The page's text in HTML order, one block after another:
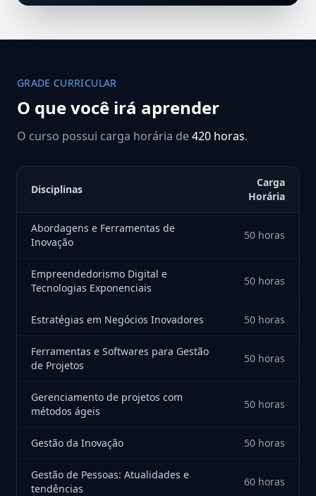
GRADE CURRICULAR
O que você irá aprender
O curso possui carga horária de420 horas.
Disciplinas
Carga
Horária
Abordagens e Ferramentas de
Inovação
50 horas
Empreendedorismo Digital e
Tecnologias Exponenciais
50 horas
Estratégias em Negócios Inovadores 50 horas
Ferramentas e Softwares para Gestão
de Projetos
50 horas
Gerenciamento de projetos com
métodos ágeis
50 horas
Gestão da Inovação 50 horas
Gestão de Pessoas: Atualidades e
tendências
60 horas